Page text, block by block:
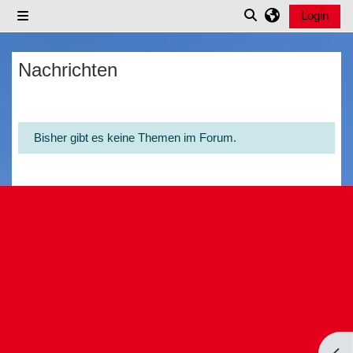
Sucheingabe
Login
Nachrichten
Bisher gibt es keine Themen im Forum.